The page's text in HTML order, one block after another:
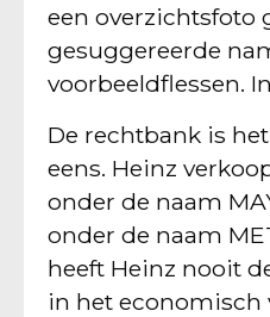
een overzichtsfoto
gesuggereerde
voorbeeldflessen.
De rechtbank is
eens. Heinz
onder de naam
onder de naam
heeft Heinz nooit
in het economisch